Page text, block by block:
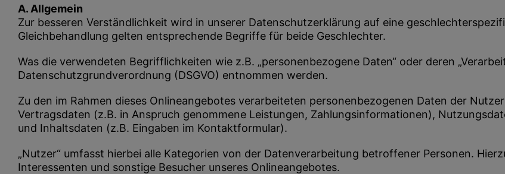
A. Allgemein
Zur besseren Verständlichkeit wird in unserer Datenschutzerklärung auf eine
Gleichbehandlung gelten entsprechende Begriffe für beide Geschlechter.
Was die verwendeten Begrifflichkeiten wie z.B. „personenbezogene Daten“ oder deren
Datenschutzgrundverordnung (DSGVO) entnommen werden.
Zu den im Rahmen dieses Onlineangebotes verarbeiteten personenbezogenen Daten der
Vertragsdaten (z.B. in Anspruch genommene Leistungen, Zahlungsinformationen),
und Inhaltsdaten (z.B. Eingaben im Kontaktformular).
„Nutzer“ umfasst hierbei alle Kategorien von der Datenverarbeitung betroffener Personen.
Interessenten und sonstige Besucher unseres Onlineangebotes.